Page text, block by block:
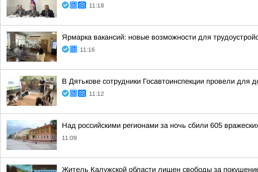
11:18
Ярмарка вакансий: новые возможности для
11:16
В Дятькове сотрудники Госавтоинспекции провели
11:12
Над российскими регионами за ночь сбили 605
11:09
Житель Калужской области лишен свободы за